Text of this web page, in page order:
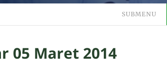
SUBMENU
05 Maret 2014